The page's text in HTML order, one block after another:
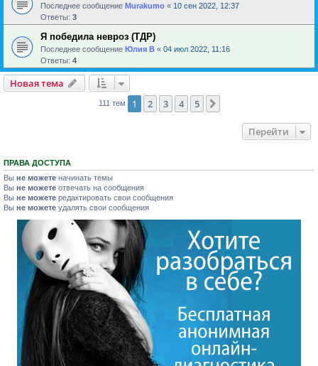
Последнее сообщение Murakumo « 10 сен 2022, 12:37
Ответы: 3
Я победила невроз (ТДР)
Последнее сообщение Юлия В « 04 июл 2022, 11:16
Ответы: 4
Новая тема
111 тем 1 2 3 4 5
Перейти
ПРАВА ДОСТУПА
Вы не можете начинать темы
Вы не можете отвечать на сообщения
Вы не можете редактировать свои сообщения
Вы не можете удалять свои сообщения